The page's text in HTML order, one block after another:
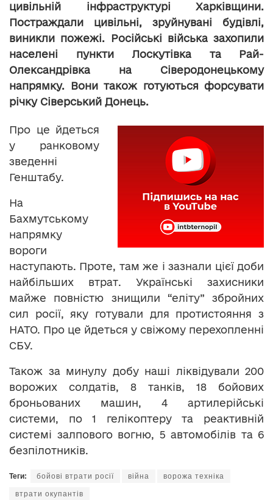
цивільній інфраструктурі Харківщини.
Постраждали цивільні, зруйнувані будівлі,
виникли пожежі. Російські війська захопили
населені пункти Лоскутівка та Рай-
Олександрівка на Сіверодонецькому
напрямку. Вони також готуються форсувати
річку Сіверський Донець.
Про це йдеться
у ранковому
зведенні
Генштабу.
На
Бахмутському
напрямку
вороги
наступають. Проте, там же і зазнали цієї доби
найбільших втрат. Українські захисники
майже повністю знищили “еліту” збройних
сил росії, яку готували для протистояння з
НАТО. Про це йдеться у свіжому перехопленні
СБУ.
Також за минулу добу наші ліквідували 200
ворожих солдатів, 8 танків, 18 бойових
броньованих машин, 4 артилерійські
системи, по 1 гелікоптеру та реактивній
системі залпового вогню, 5 автомобілів та 6
безпілотників.
Теги: бойові втрати росії війна ворожа техніка
втрати окупантів